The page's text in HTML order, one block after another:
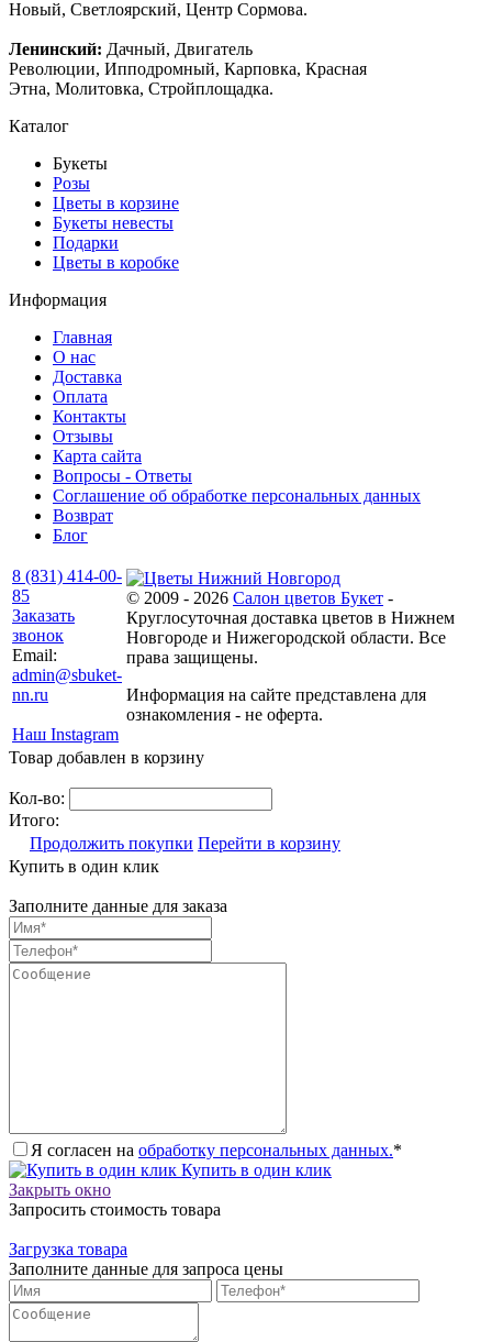
Новый, Светлоярский, Центр Сормова.
Ленинский: Дачный, Двигатель
Революции, Ипподромный, Карповка, Красная
Этна, Молитовка, Стройплощадка.
Каталог
Букеты
Розы
Цветы в корзине
Букеты невесты
Подарки
Цветы в коробке
Информация
Главная
О нас
Доставка
Оплата
Контакты
Отзывы
Карта сайта
Вопросы - Ответы
Соглашение об обработке персональных данных
Возврат
Блог
8 (831) 414-00-
85
Заказать
звонок
Email:
admin@sbuket-
nn.ru
Наш Instagram
© 2009 - 2026 Салон цветов Букет -
Круглосуточная доставка цветов в Нижнем
Новгороде и Нижегородской области. Все
права защищены.
Информация на сайте представлена для
ознакомления - не оферта.
Товар добавлен в корзину
Кол-во:
Итого:
Продолжить покупки Перейти в корзину
Купить в один клик
Заполните данные для заказа
Я согласен на обработку персональных данных.*
Купить в один клик
Закрыть окно
Запросить стоимость товара
Загрузка товара
Заполните данные для запроса цены